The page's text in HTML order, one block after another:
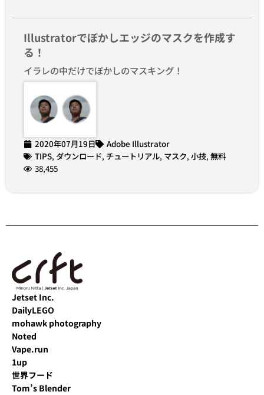
Illustratorでぼかしエッジのマスクを作成す
る！
イラレの中だけでぼかしのマスキング！
2020年07月19日
Adobe Illustrator
TIPS, ダウンロード, チュートリアル, マスク, 小技, 無料
38,455
Jetset Inc.
DailyLEGO
mohawk photography
Noted
Vape.run
1up
世界フード
Tom’s Blender